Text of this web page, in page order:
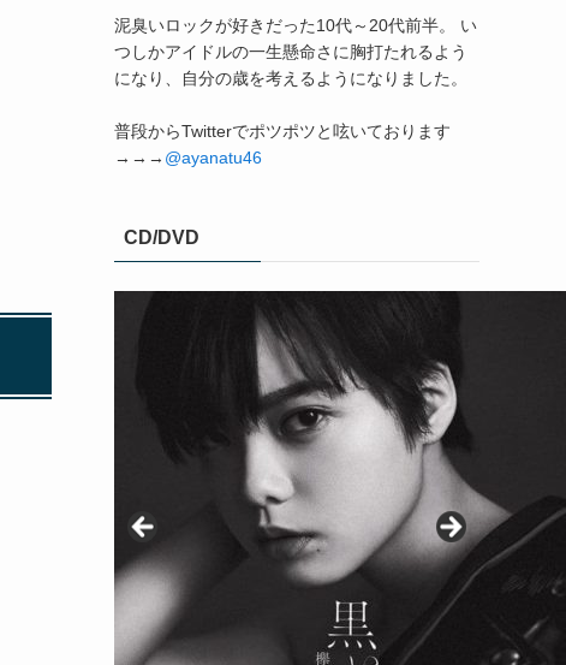
泥臭いロックが好きだった10代～20代前半。 い
つしかアイドルの一生懸命さに胸打たれるよう
になり、自分の歳を考えるようになりました。
普段からTwitterでポツポツと呟いております
→→→ @ayanatu46
CD/DVD